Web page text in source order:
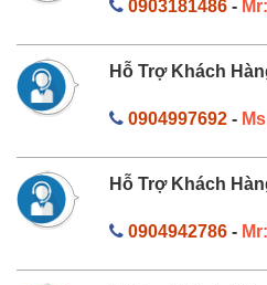
0903181486-
Hỗ Trợ Khách
0904997692-
Hỗ Trợ Khách
0904942786-